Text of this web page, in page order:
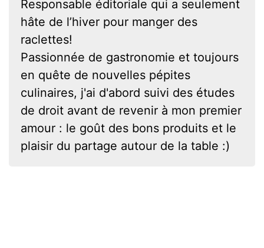
Responsable éditoriale qui a seulement
hâte de l’hiver pour manger des
raclettes!
Passionnée de gastronomie et toujours
en quête de nouvelles pépites
culinaires, j'ai d'abord suivi des études
de droit avant de revenir à mon premier
amour : le goût des bons produits et le
plaisir du partage autour de la table :)